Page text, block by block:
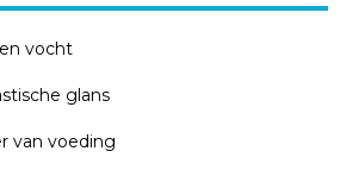
vocht
glans
van voeding